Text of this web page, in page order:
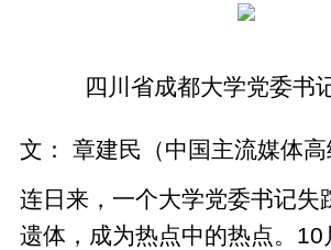
四川省成都大学党委书
文： 章建民（中国主流媒体高
连日来，一个大学党委书记失
遗体，成为热点中的热点。10